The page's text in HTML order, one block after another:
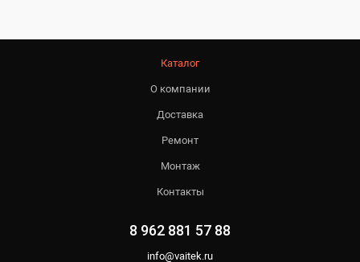
Каталог
О компании
Доставка
Ремонт
Монтаж
Контакты
8 962 881 57 88
info@vaitek.ru